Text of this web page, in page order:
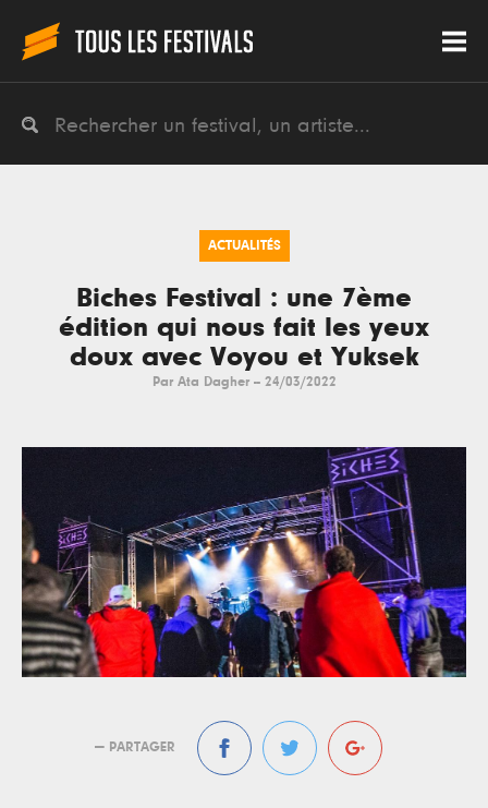
ACTUALITÉS
Biches Festival : une 7ème
édition qui nous fait les yeux
doux avec Voyou et Yuksek
Par Ata Dagher -- 24/03/2022
— PARTAGER